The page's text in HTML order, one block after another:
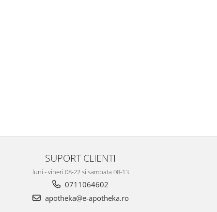
SUPORT CLIENTI
luni - vineri 08-22 si sambata 08-13
0711064602
apotheka@e-apotheka.ro